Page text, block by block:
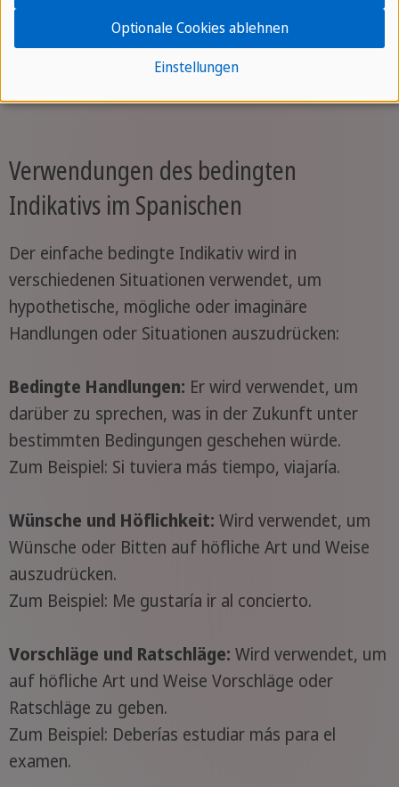
Ustedes
Verwendungen des bedingten
Indikativs im Spanischen
Der einfache bedingte Indikativ wird in
verschiedenen Situationen verwendet, um
hypothetische, mögliche oder imaginäre
Handlungen oder Situationen auszudrücken:
Bedingte Handlungen: Er wird verwendet, um
darüber zu sprechen, was in der Zukunft unter
bestimmten Bedingungen geschehen würde.
Zum Beispiel: Si tuviera más tiempo, viajaría.
Wünsche und Höflichkeit: Wird verwendet, um
Wünsche oder Bitten auf höfliche Art und Weise
auszudrücken.
Zum Beispiel: Me gustaría ir al concierto.
Vorschläge und Ratschläge: Wird verwendet, um
auf höfliche Art und Weise Vorschläge oder
Ratschläge zu geben.
Zum Beispiel: Deberías estudiar más para el
examen.
Einstellungen
Optionale Cookies ablehnen